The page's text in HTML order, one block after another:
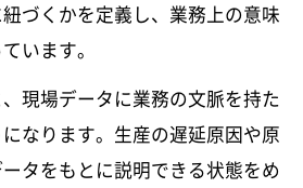
づくかを定義し、業務上の意味
います。
現場データに業務の文脈を持た
なります。生産の遅延原因や原
タをもとに説明できる状態をめ